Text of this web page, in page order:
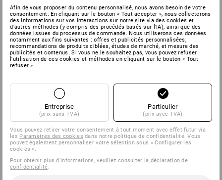
Afin de vous proposer du contenu personnalisé, nous avons besoin de votre
consentement. En cliquant sur le bouton « Tout accepter », nous collecterons
des informations sur vos interactions sur notre site via des cookies et
d'autres méthodes (y compris des procédés basés sur l'IA), ainsi que des
données issues du processus de commande. Nous utiliserons ces données
notamment aux fins suivantes : offres et publicités personnalisées,
recommandations de produits ciblées, études de marché, et mesure des
publicités et contenus. Si vous ne le souhaitez pas, vous pouvez refuser
l'utilisation de ces cookies et méthodes en cliquant sur le bouton « Tout
refuser ».
Entreprise
(prix sans TVA)
Particulier
(prix avec TVA)
Vous pouvez retirer votre consentement à tout moment avec effet futur via
les Paramètres des cookies dans notre politique de confidentialité. Vous
pouvez également personnaliser votre sélection sous « Configurer les
cookies ».
Pour obtenir plus d'informations, veuillez consulter la déclaration de
confidentialité.